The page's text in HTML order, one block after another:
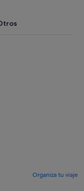
Organiza tu viaje